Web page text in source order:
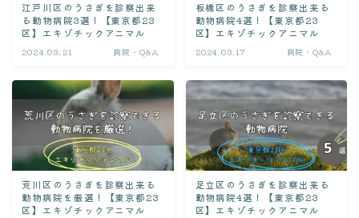
江戸川区のうさぎを診察出来
る動物病院3選！【東京都23
区】エキゾチックアニマル
2024.03.21 病院・Q&A
板橋区のうさぎを診察出来る
動物病院4選！【東京都23
区】エキゾチックアニマル
2024.03.17 病院・Q&A
荒川区のうさぎを診察出来る
動物病院を厳選！【東京都23
区】エキゾチックアニマル
足立区のうさぎを診察出来る
動物病院4選！【東京都23
区】エキゾチックアニマル